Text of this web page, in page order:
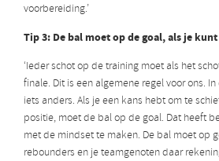
voorbereiding.’
Tip 3: De bal moet op de goal, als je
‘Ieder schot op de training moet als het
finale. Dit is een algemene regel voor ons.
iets anders. Als je een kans hebt om te
positie, moet de bal op de goal. Dat heeft
met de mindset te maken. De bal moet op
rebounders en je teamgenoten daar